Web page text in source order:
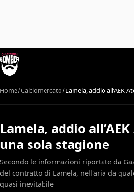
Home Calciomercato Lamela, addio all’AEK
Lamela, addio
una sola stagione
Secondo le informazioni riportate da
del contratto di Lamela, nell'aria da
quasi inevitabile